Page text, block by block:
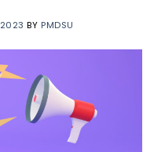
2023 BY PMDSU